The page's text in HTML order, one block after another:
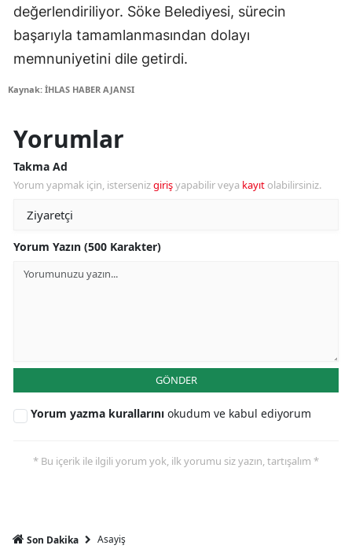
değerlendiriliyor. Söke Belediyesi, sürecin
başarıyla tamamlanmasından dolayı
memnuniyetini dile getirdi.
Kaynak: İHLAS HABER AJANSI
Yorumlar
Takma Ad
Yorum yapmak için, istersenizgirişyapabilir veya kayıt olabilirsiniz.
Yorum Yazın (500 Karakter)
GÖNDER
Yorum yazma kurallarını okudum ve kabul ediyorum
* Bu içerik ile ilgili yorum yok, ilk yorumu siz yazın, tartışalım *
Son Dakika Asayiş